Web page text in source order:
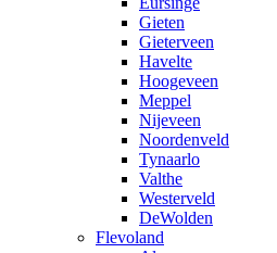
Gieten
Gieterveen
Havelte
Hoogeveen
Meppel
Nijeveen
Noordenveld
Tynaarlo
Valthe
Westerveld
DeWolden
Flevoland